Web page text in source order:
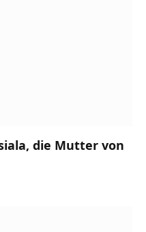
die Mutter von